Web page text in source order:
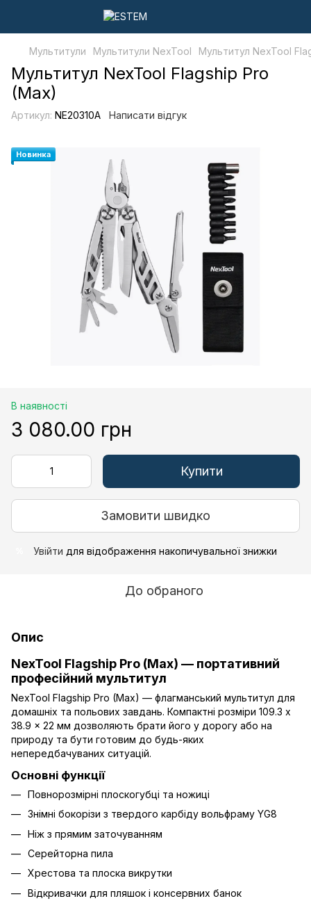
Мультитули Мультитули NexTool Мультитул NexTool
Мультитул NexTool Flagship Pro
(Max)
Артикул: NE20310A Написати відгук
Новинка
В наявності
3 080.00 грн
Купити
Замовити швидко
Увійти для відображення накопичувальної знижки
До обраного
Опис
NexTool Flagship Pro (Max) — портативний
професійний мультитул
NexTool Flagship Pro (Max) — флагманський мультитул для
домашніх та польових завдань. Компактні розміри 109.3 x
38.9 x 22 мм дозволяють брати його у дорогу або на
природу та бути готовим до будь-яких
непередбачуваних ситуацій.
Основні функції
Повнорозмірні плоскогубці та ножиці
Знімні бокорізи з твердого карбіду вольфраму YG8
Ніж з прямим заточуванням
Серейторна пила
Хрестова та плоска викрутки
Відкривачки для пляшок і консервних банок